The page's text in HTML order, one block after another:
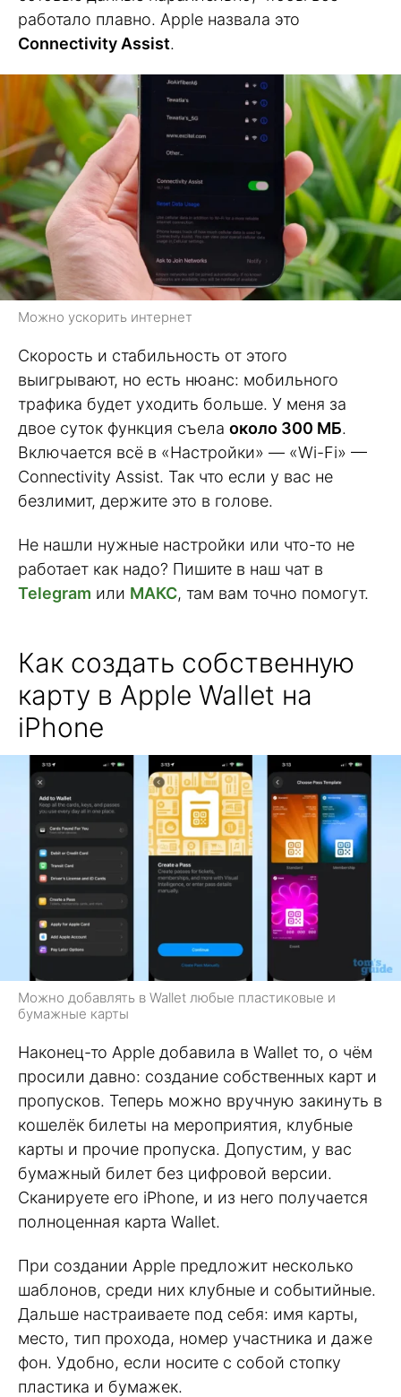
работало плавно. Apple назвала это
Connectivity Assist.
Можно ускорить интернет
Скорость и стабильность от этого
выигрывают, но есть нюанс: мобильного
трафика будет уходить больше. У меня за
двое суток функция съела около 300 МБ.
Включается всё в «Настройки» — «Wi-Fi» —
Connectivity Assist. Так что если у вас не
безлимит, держите это в голове.
Не нашли нужные настройки или что-то не
работает как надо? Пишите в наш чат в
Telegram или МАКС, там вам точно помогут.
Как создать собственную
карту в Apple Wallet на
iPhone
Можно добавлять в Wallet любые пластиковые и
бумажные карты
Наконец-то Apple добавила в Wallet то, о чём
просили давно: создание собственных карт и
пропусков. Теперь можно вручную закинуть в
кошелёк билеты на мероприятия, клубные
карты и прочие пропуска. Допустим, у вас
бумажный билет без цифровой версии.
Сканируете его iPhone, и из него получается
полноценная карта Wallet.
При создании Apple предложит несколько
шаблонов, среди них клубные и событийные.
Дальше настраиваете под себя: имя карты,
место, тип прохода, номер участника и даже
фон. Удобно, если носите с собой стопку
пластика и бумажек.